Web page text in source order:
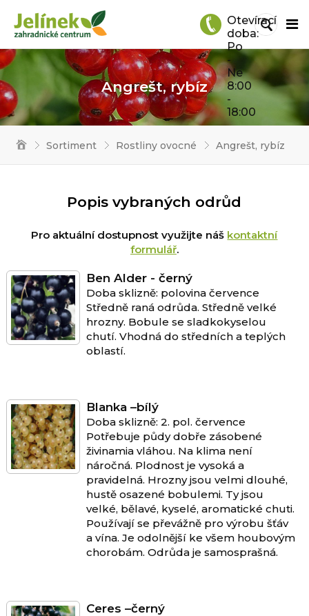
Otevírací
doba:
Po
-
Ne
8:00
-
18:00
Angrešt, rybíz
Sortiment Rostliny ovocné Angrešt, rybíz
Popis vybraných odrůd
Pro aktuální dostupnost využijte náš kontaktní
formulář.
Ben Alder - černý
Doba sklizně: polovina července
Středně raná odrůda. Středně velké
hrozny. Bobule se sladkokyselou
chutí. Vhodná do středních a teplých
oblastí.
Blanka –bílý
Doba sklizně: 2. pol. července
Potřebuje půdy dobře zásobené
živinamia vláhou. Na klima není
náročná. Plodnost je vysoká a
pravidelná. Hrozny jsou velmi dlouhé,
hustě osazené bobulemi. Ty jsou
velké, bělavé, kyselé, aromatické chuti.
Používají se převážně pro výrobu šťáv
a vína. Je odolnější ke všem houbovým
chorobám. Odrůda je samosprašná.
Ceres –černý